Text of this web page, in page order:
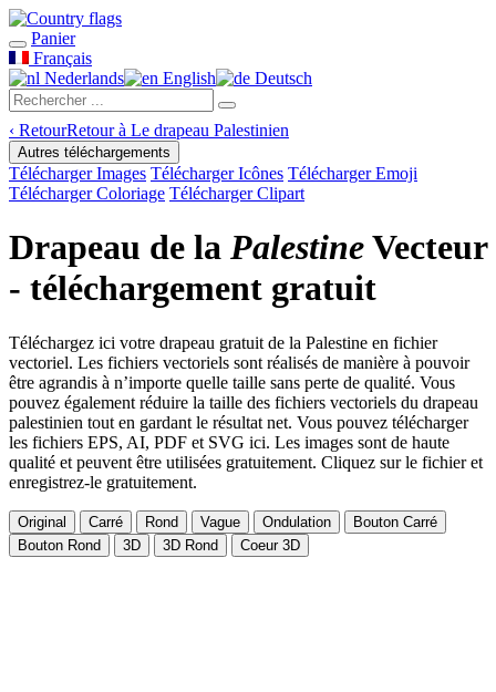
Panier
Français
Nederlands
English Deutsch
‹ RetourRetour à Le drapeau Palestinien
Autres téléchargements
Télécharger Images Télécharger Icônes Télécharger Emoji
Télécharger Coloriage Télécharger Clipart
Drapeau de la PalestineVecteur
- téléchargement gratuit
Téléchargez ici votre drapeau gratuit de la Palestine en fichier
vectoriel. Les fichiers vectoriels sont réalisés de manière à pouvoir
être agrandis à n’importe quelle taille sans perte de qualité. Vous
pouvez également réduire la taille des fichiers vectoriels du drapeau
palestinien tout en gardant le résultat net. Vous pouvez télécharger
les fichiers EPS, AI, PDF et SVG ici. Les images sont de haute
qualité et peuvent être utilisées gratuitement. Cliquez sur le fichier et
enregistrez-le gratuitement.
Original Carré Rond Vague Ondulation
Bouton Carré
Bouton Rond
3D 3D Rond Coeur 3D